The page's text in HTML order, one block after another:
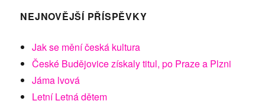
NEJNOVĚJŠÍ PŘÍSPĚVKY
Jak se mění česká kultura
České Budějovice získaly titul, po Praze a Plzni
Jáma lvová
Letní Letná dětem